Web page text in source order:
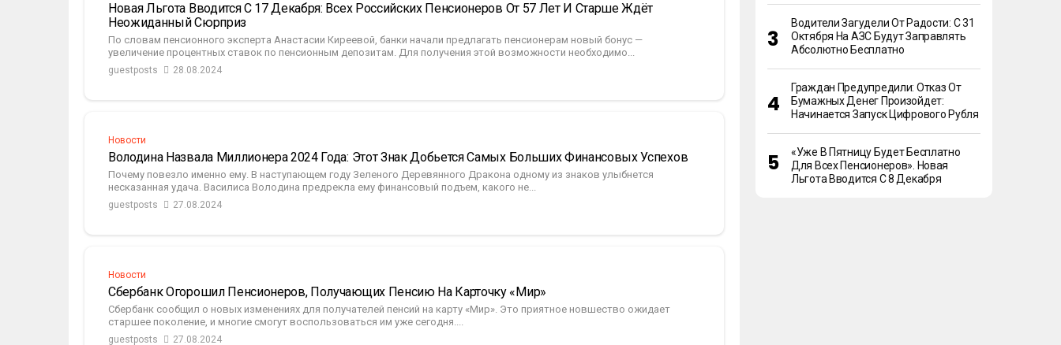
Новая Льгота Вводится С 17 Декабря: Всех Российских Пенсионеров От 57 Лет И Старше Ждёт
Неожиданный Сюрприз
По словам пенсионного эксперта Анастасии Киреевой, банки начали предлагать пенсионерам новый бонус —
увеличение процентных ставок по пенсионным депозитам. Для получения этой возможности необходимо...
guestposts 28.08.2024
Новости
Володина Назвала Миллионера 2024 Года: Этот Знак Добьется Самых Больших Финансовых Успехов
Почему повезло именно ему. В наступающем году Зеленого Деревянного Дракона одному из знаков улыбнется
несказанная удача. Василиса Володина предрекла ему финансовый подъем, какого не...
guestposts 27.08.2024
Новости
Сбербанк Огорошил Пенсионеров, Получающих Пенсию На Карточку «Мир»
Сбербанк сообщил о новых изменениях для получателей пенсий на карту «Мир». Это приятное новшество ожидает
старшее поколение, и многие смогут воспользоваться им уже сегодня....
guestposts 27.08.2024
Водители Загудели От Радости: С 31
Октября На АЗС Будут Заправлять
Абсолютно Бесплатно
Граждан Предупредили: Отказ От
Бумажных Денег Произойдет:
Начинается Запуск Цифрового Рубля
«Уже В Пятницу Будет Бесплатно
Для Всех Пенсионеров». Новая
Льгота Вводится С 8 Декабря